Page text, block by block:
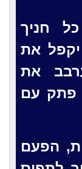
חניך
את
את
פתק עם
הפעם